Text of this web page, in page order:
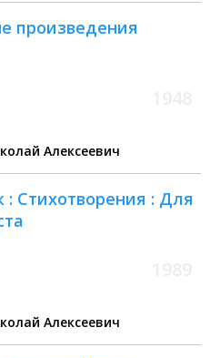
Владимир
произведения
Алексеевич
Стихотворения : Для
Алексеевич